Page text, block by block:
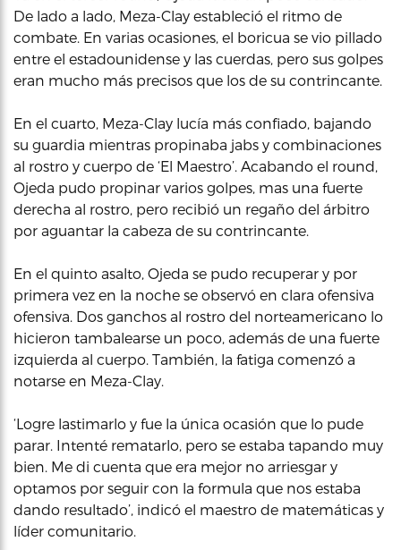
De lado a lado, Meza-Clay estableció el ritmo de
combate. En varias ocasiones, el boricua se vio pillado
entre el estadounidense y las cuerdas, pero sus golpes
eran mucho más precisos que los de su contrincante.
En el cuarto, Meza-Clay lucía más confiado, bajando
su guardia mientras propinaba jabs y combinaciones
al rostro y cuerpo de ‘El Maestro’. Acabando el round,
Ojeda pudo propinar varios golpes, mas una fuerte
derecha al rostro, pero recibió un regaño del árbitro
por aguantar la cabeza de su contrincante.
En el quinto asalto, Ojeda se pudo recuperar y por
primera vez en la noche se observó en clara ofensiva
ofensiva. Dos ganchos al rostro del norteamericano lo
hicieron tambalearse un poco, además de una fuerte
izquierda al cuerpo. También, la fatiga comenzó a
notarse en Meza-Clay.
‘Logre lastimarlo y fue la única ocasión que lo pude
parar. Intenté rematarlo, pero se estaba tapando muy
bien. Me di cuenta que era mejor no arriesgar y
optamos por seguir con la formula que nos estaba
dando resultado’, indicó el maestro de matemáticas y
líder comunitario.